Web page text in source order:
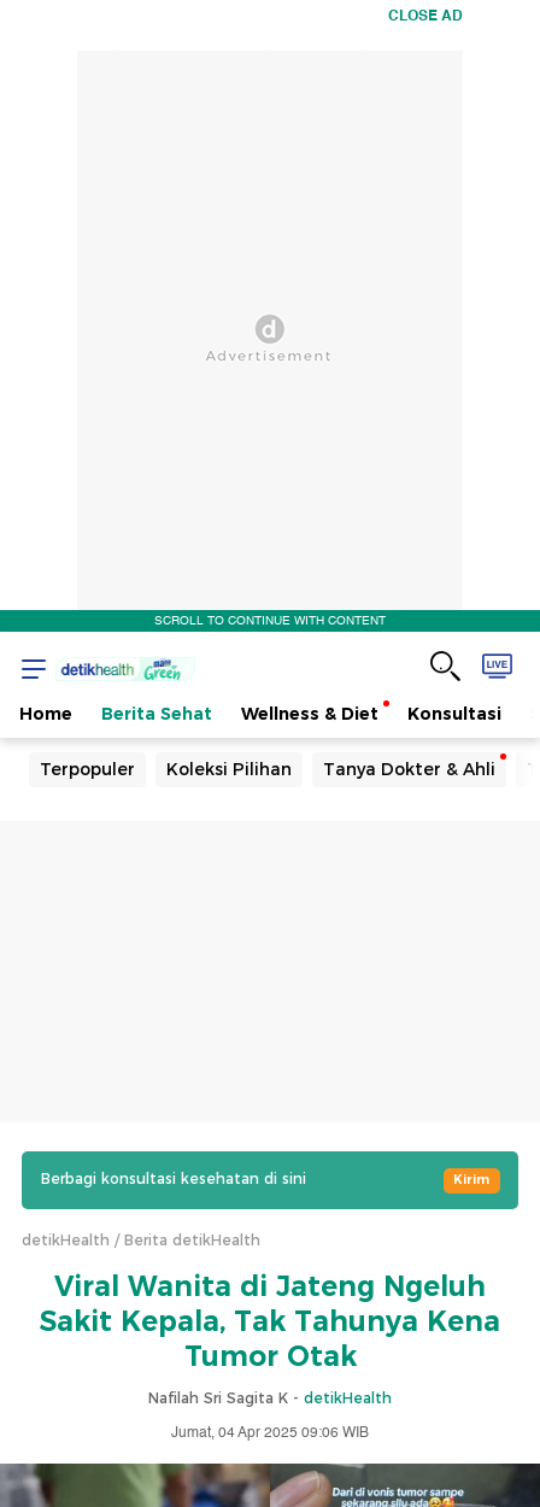
CLOSE AD
SCROLL TO CONTINUE WITH CONTENT
Home Berita Sehat Wellness & Diet Konsultasi
Terpopuler Koleksi Pilihan Tanya Dokter & Ahli
Berbagi konsultasi kesehatan di sini Kirim
detikHealth Berita detikHealth
Viral Wanita di Jateng Ngeluh
Sakit Kepala, Tak Tahunya Kena
Tumor Otak
Nafilah Sri Sagita K - detikHealth
Jumat, 04 Apr 2025 09:06 WIB